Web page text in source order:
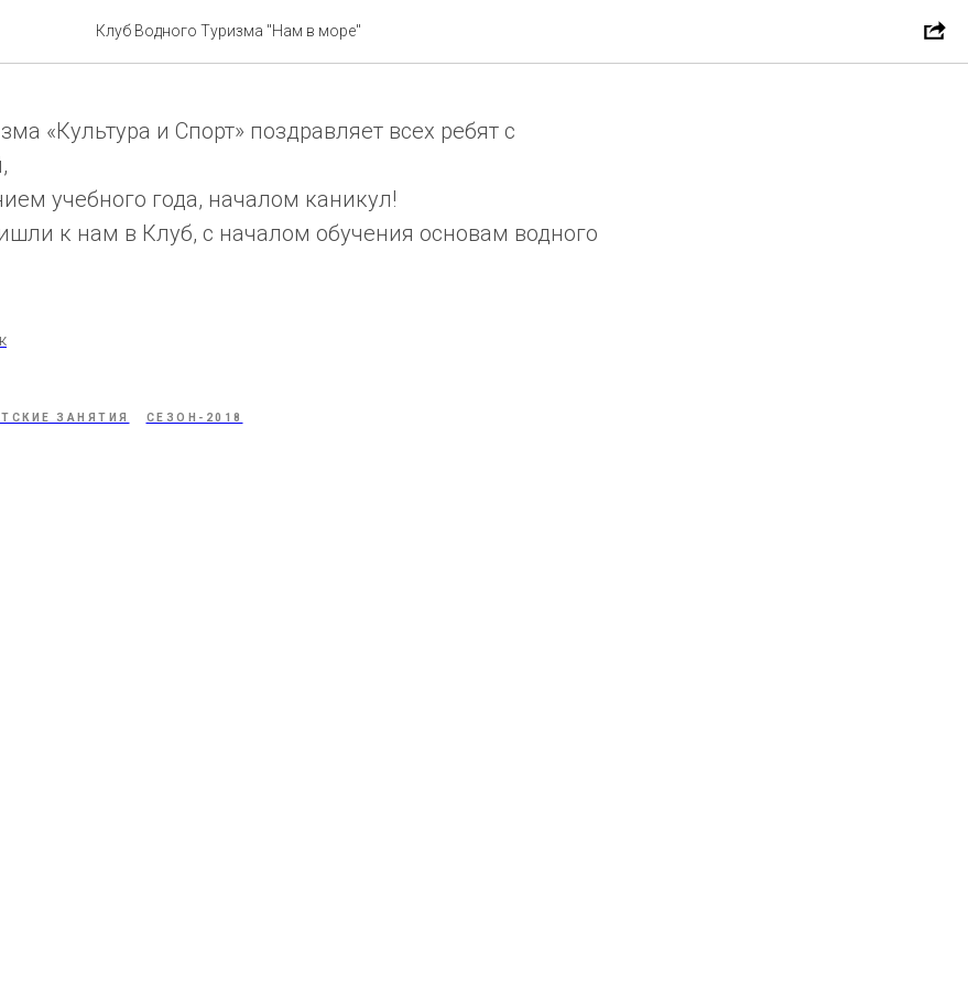
Клуб Водного Туризма "Нам в море"
день защиты детей.
«Культура и Спорт» поздравляет всех ребят с
учебного года, началом каникул!
к нам в Клуб, с началом обучения основам водного
ЗАНЯТИЯ СЕЗОН-2018